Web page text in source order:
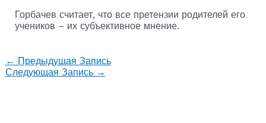
Горбачев считает, что все претензии родителей его
учеников – их субъективное мнение.
← Предыдущая Запись
Следующая Запись →